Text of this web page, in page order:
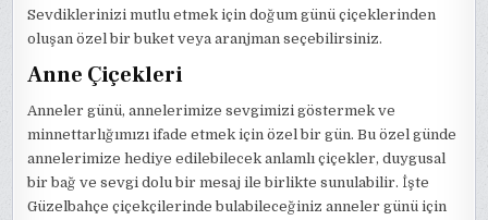
Sevdiklerinizi mutlu etmek için doğum günü çiçeklerinden
oluşan özel bir buket veya aranjman seçebilirsiniz.
Anne Çiçekleri
Anneler günü, annelerimize sevgimizi göstermek ve
minnettarlığımızı ifade etmek için özel bir gün. Bu özel günde
annelerimize hediye edilebilecek anlamlı çiçekler, duygusal
bir bağ ve sevgi dolu bir mesaj ile birlikte sunulabilir. İşte
Güzelbahçe çiçekçilerinde bulabileceğiniz anneler günü için